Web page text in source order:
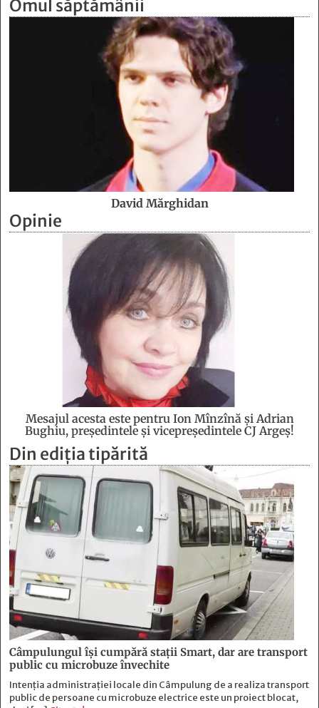
Omul săptămânii
David Mărghidan
Opinie
Mesajul acesta este pentru Ion Mînzînă şi Adrian
Bughiu, preşedintele şi vicepreşedintele CJ Argeş!
Din ediția tipărită
Câmpulungul îşi cumpără staţii Smart, dar are transport
public cu microbuze învechite
Intenția administrației locale din Câmpulung de a realiza transport
public de persoane cu microbuze electrice este un proiect blocat,